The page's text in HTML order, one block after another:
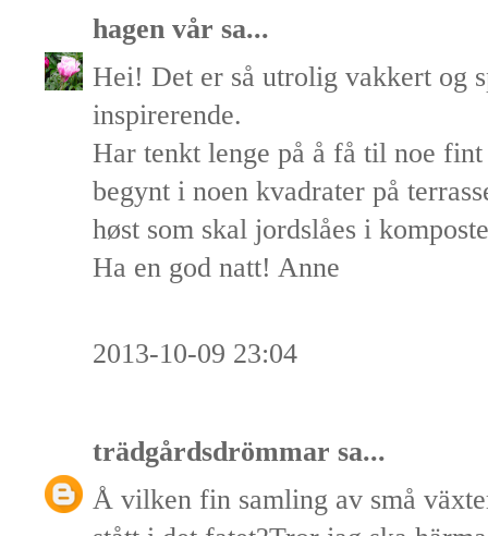
hagen vår sa...
Hei! Det er så utrolig vakkert og
inspirerende.
Har tenkt lenge på å få til noe
begynt i noen kvadrater på
høst som skal jordslåes i
Ha en god natt! Anne
2013-10-09 23:04
trädgårdsdrömmar sa...
Å vilken fin samling av små